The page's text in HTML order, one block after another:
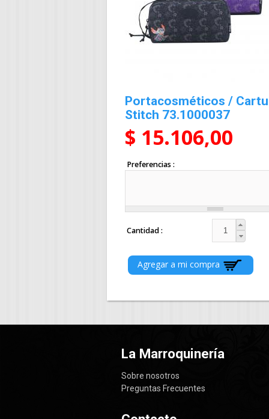
Portacosméticos /
Stitch 73.1000037
$ 15.106,00
Preferencias
Cantidad
La Marroquinería
Sobre nosotros
Preguntas Frecuentes